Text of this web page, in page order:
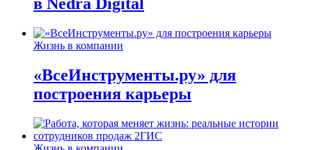
Жизнь в компании
«ВсеИнструменты.ру» для
построения карьеры